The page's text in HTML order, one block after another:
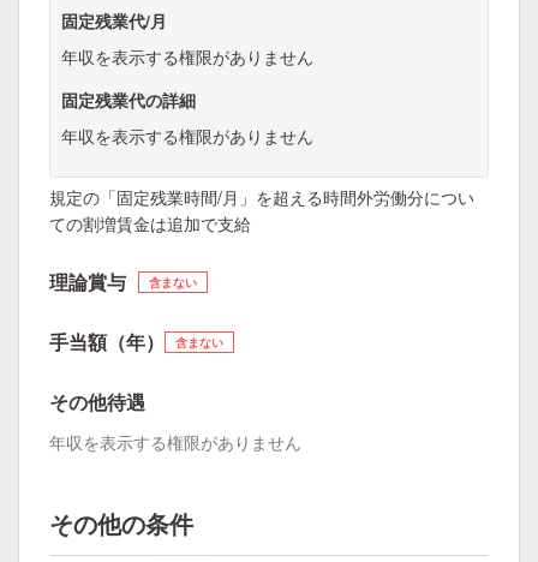
固定残業代/月
年収を表示する権限がありません
固定残業代の詳細
年収を表示する権限がありません
規定の「固定残業時間/月」を超える時間外労働分につい
ての割増賃金は追加で支給
理論賞与 含まない
手当額（年） 含まない
その他待遇
年収を表示する権限がありません
その他の条件